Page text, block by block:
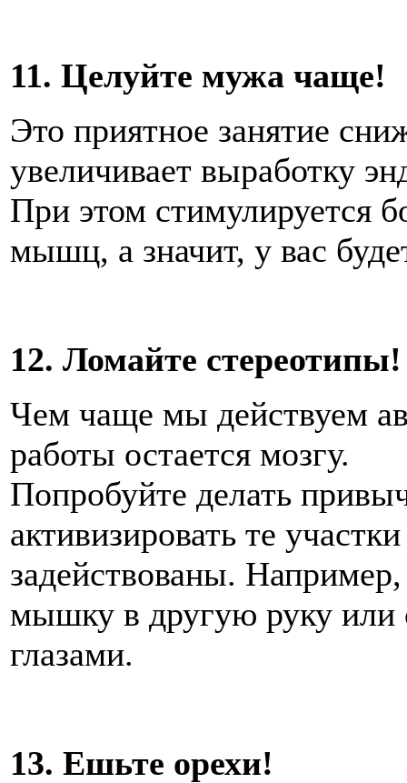
11. Целуйте мужа чаще!
Это приятное занятие
увеличивает выработку
При этом стимулируется
мышц, а значит, у вас
12. Ломайте стереотипы!
Чем чаще мы действуем
работы остается мозгу.
Попробуйте делать
активизировать те
задействованы.
мышку в другую руку или
глазами.
13. Ешьте орехи!